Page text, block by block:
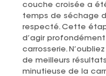
couche croisée a
temps de séchage
respecté. Cette
d’agir
carrosserie.
de meilleurs
minutieuse de la